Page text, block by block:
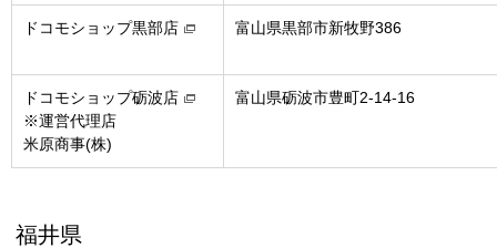
ドコモショップ黒部店 富山県黒部市新牧野386
ドコモショップ砺波店
※運営代理店
米原商事(株)
富山県砺波市豊町2-14-16
福井県